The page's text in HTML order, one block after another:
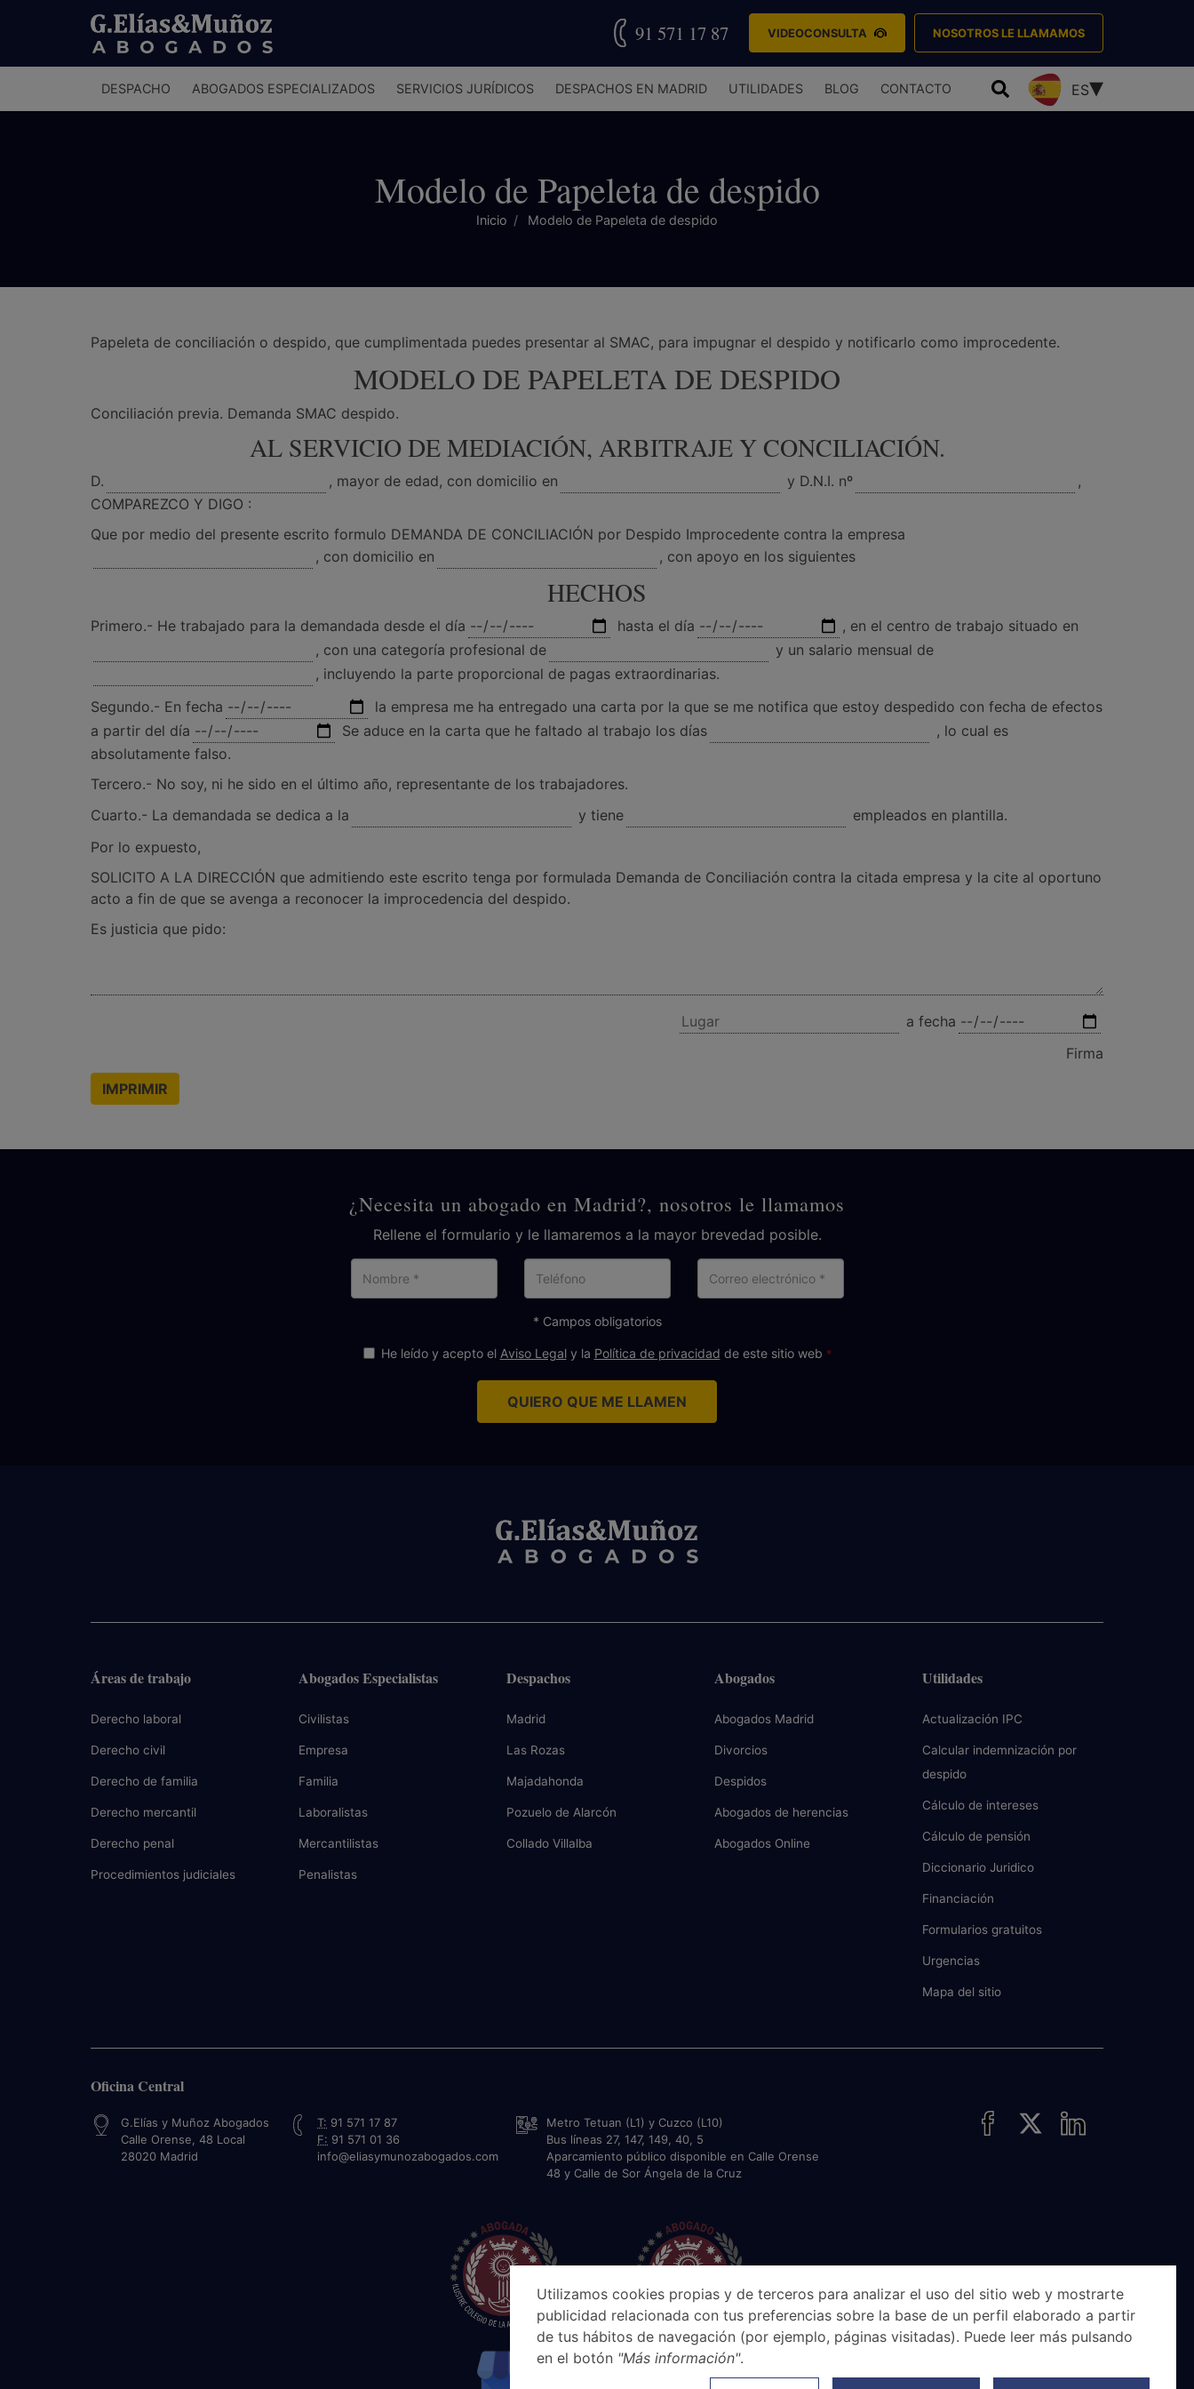
91 571 17 87 VIDEOCONSULTA NOSOTROS LE LLAMAMOS
principal
DESPACHO ABOGADOS ESPECIALIZADOS SERVICIOS JURÍDICOS DESPACHOS EN MADRID UTILIDADES BLOG CONTACTO ES
Modelo de Papeleta de despido
Inicio Modelo de Papeleta de despido
Papeleta de conciliación o despido, que cumplimentada puedes presentar al SMAC, para impugnar el despido y notificarlo como improcedente.
MODELO DE PAPELETA DE DESPIDO
Conciliación previa. Demanda SMAC despido.
AL SERVICIO DE MEDIACIÓN, ARBITRAJE Y CONCILIACIÓN.
D. , mayor de edad, con domicilio en y D.N.I. nº
,
COMPAREZCO Y DIGO :
Que por medio del presente escrito formulo DEMANDA DE CONCILIACIÓN por Despido Improcedente contra la empresa
, con domicilio en
, con apoyo en los siguientes
HECHOS
Primero.- He trabajado para la demandada desde el día hasta el día
, en el centro de trabajo situado en
, con una categoría profesional de
y un salario mensual de
, incluyendo la parte proporcional de pagas extraordinarias.
Segundo.- En fecha
la empresa me ha entregado una carta por la que se me notifica que estoy despedido con fecha de efectos
a partir del día
Se aduce en la carta que he faltado al trabajo los días
, lo cual es
absolutamente falso.
Tercero.- No soy, ni he sido en el último año, representante de los trabajadores.
Cuarto.- La demandada se dedica a la
y tiene
empleados en plantilla.
Por lo expuesto,
SOLICITO A LA DIRECCIÓN que admitiendo este escrito tenga por formulada Demanda de Conciliación contra la citada empresa y la cite al oportuno
acto a fin de que se avenga a reconocer la improcedencia del despido.
Es justicia que pido:
a fecha
Firma
IMPRIMIR
¿Necesita un abogado en Madrid?, nosotros le llamamos
Rellene el formulario y le llamaremos a la mayor brevedad posible.
* Campos obligatorios
He leído y acepto el Aviso Legaly la Política de privacidad de este sitio web
QUIERO QUE ME LLAMEN
Áreas de trabajo
Derecho laboral
Derecho civil
Derecho de familia
Derecho mercantil
Derecho penal
Procedimientos judiciales
Abogados Especialistas
Civilistas
Empresa
Familia
Laboralistas
Mercantilistas
Penalistas
Despachos
Madrid
Las Rozas
Majadahonda
Pozuelo de Alarcón
Collado Villalba
Abogados
Abogados Madrid
Divorcios
Despidos
Abogados de herencias
Abogados Online
Utilidades
Actualización IPC
Calcular indemnización por
despido
Cálculo de intereses
Cálculo de pensión
Diccionario Juridico
Financiación
Formularios gratuitos
Urgencias
Mapa del sitio
Oficina Central
G.Elías y Muñoz Abogados
Calle Orense, 48 Local
28020 Madrid
T: 91 571 17 87
F: 91 571 01 36
info@eliasymunozabogados.com
Metro Tetuan (L1) y Cuzco (L10)
Bus líneas 27, 147, 149, 40, 5
Aparcamiento público disponible en Calle Orense
48 y Calle de Sor Ángela de la Cruz
Utilizamos cookies propias y de terceros para analizar el uso del sitio web y mostrarte
publicidad relacionada con tus preferencias sobre la base de un perfil elaborado a partir
de tus hábitos de navegación (por ejemplo, páginas visitadas). Puede leer más pulsando
en el botón "Más información".